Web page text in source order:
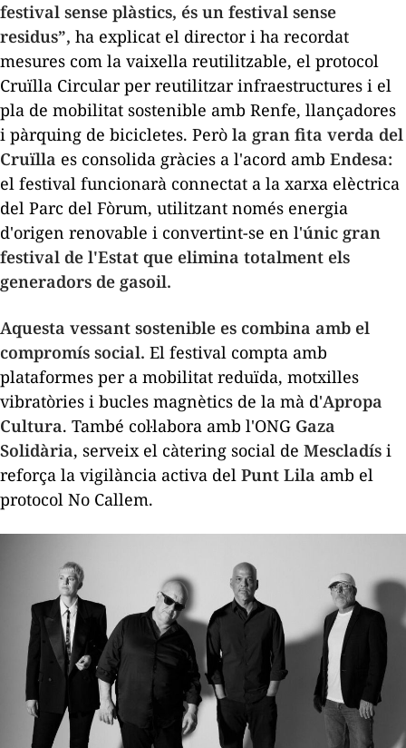
festival sense plàstics, és un festival sense
residus”, ha explicat el director i ha recordat
mesures com la vaixella reutilitzable, el protocol
Cruïlla Circularper reutilitzar infraestructures i el
pla de mobilitat sostenible amb Renfe, llançadores
i pàrquing de bicicletes. Però la gran fita verda del
Cruïlla es consolida gràcies a l'acord amb Endesa:
el festival funcionarà connectat a la xarxa elèctrica
del Parc del Fòrum, utilitzant només energia
d'origen renovable i convertint-se en l'únic gran
festival de l'Estat que elimina totalment els
generadors de gasoil.
Aquesta vessant sostenible es combina amb el
compromís social. El festival compta amb
plataformes per a mobilitat reduïda, motxilles
vibratòries i bucles magnètics de la mà d'Apropa
Cultura. També col·labora amb l'ONG Gaza
Solidària, serveix el càtering social de Mescladís i
reforça la vigilància activa del Punt Lila amb el
protocol No Callem.